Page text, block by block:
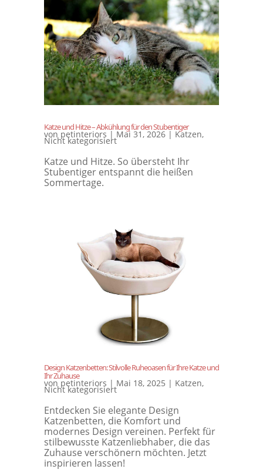
Katze und Hitze – Abkühlung für den Stubentiger
von petinteriors | Mai 31, 2026| Katzen,
Nicht kategorisiert
Katze und Hitze. So übersteht Ihr
Stubentiger entspannt die heißen
Sommertage.
Design Katzenbetten: Stilvolle Ruheoasen für Ihre Katze und
Ihr Zuhause
von petinteriors | Mai 18, 2025 | Katzen,
Nicht kategorisiert
Entdecken Sie elegante Design
Katzenbetten, die Komfort und
modernes Design vereinen. Perfekt für
stilbewusste Katzenliebhaber, die das
Zuhause verschönern möchten. Jetzt
inspirieren lassen!